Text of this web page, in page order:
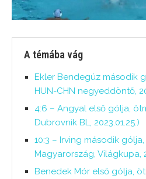
A témába vág
Ekler Bendegúz második
HUN-CHN negyeddöntő,
4:6 – Angyal első gólja,
Dubrovnik BL, 2023.01.25.)
10:3 – Irving második
Magyarország, Világkupa,
Benedek Mór első gólja,